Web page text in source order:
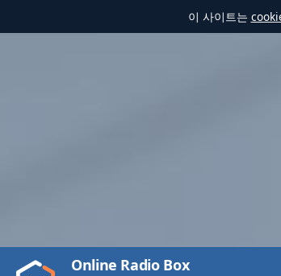
이 사이트는
Video
Play
Online Radio Box